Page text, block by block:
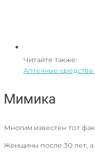
Читайте также:
Аптечные
Мимика
Многим известен тот
Женщины после 30 лет, а